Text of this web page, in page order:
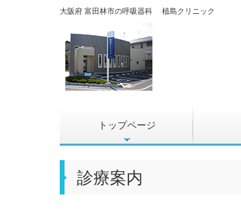
大阪府 富田林市の呼吸器科 植島クリニック
トップページ
診療案内